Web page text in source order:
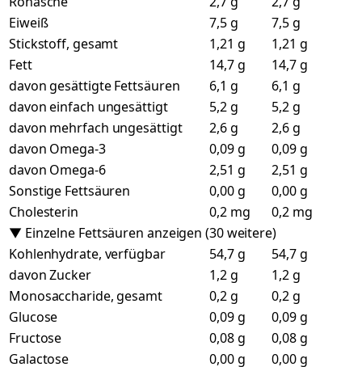
Eiweiß
7,5 g
7,5 g
Stickstoff, gesamt
1,21 g
1,21 g
Fett
14,7 g
14,7 g
davon gesättigte Fettsäuren
6,1 g
6,1 g
davon einfach ungesättigt
5,2 g
5,2 g
davon mehrfach ungesättigt
2,6 g
2,6 g
davon Omega-3
0,09 g
0,09 g
davon Omega-6
2,51 g
2,51 g
Sonstige Fettsäuren
0,00 g
0,00 g
Cholesterin
0,2 mg
0,2 mg
▼ Einzelne Fettsäuren anzeigen (30 weitere)
Kohlenhydrate, verfügbar
54,7 g
54,7 g
davon Zucker
1,2 g
1,2 g
Monosaccharide, gesamt
0,2 g
0,2 g
Glucose
0,09 g
0,09 g
Fructose
0,08 g
0,08 g
Galactose
0,00 g
0,00 g